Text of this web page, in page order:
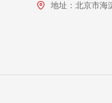
地址： 北京市海